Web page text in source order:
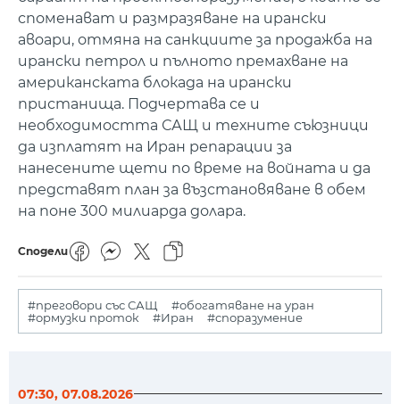
споменават и размразяване на ирански
авоари, отмяна на санкциите за продажба на
ирански петрол и пълното премахване на
американската блокада на ирански
пристанища. Подчертава се и
необходимостта САЩ и техните съюзници
да изплатят на Иран репарации за
нанесените щети по време на войната и да
представят план за възстановяване в обем
на поне 300 милиарда долара.
Сподели
#преговори със САЩ
#обогатяване на уран
#ормузки проток
#Иран #споразумение
07:30, 07.08.2026